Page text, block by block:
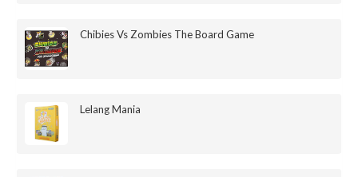
Chibies Vs Zombies The Board Game
Lelang Mania